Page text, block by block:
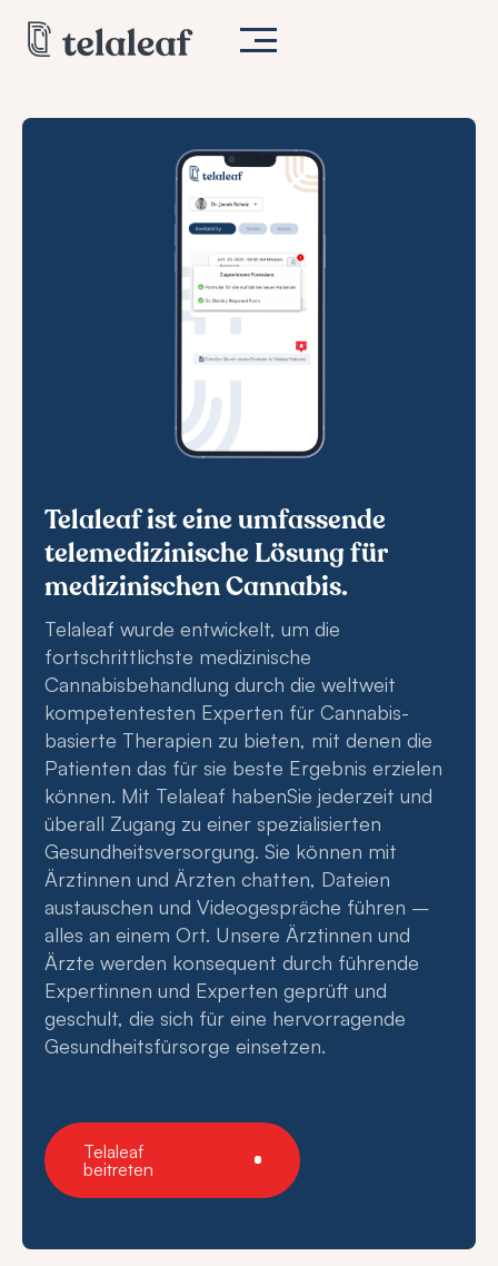
Telaleaf ist eine umfassende
telemedizinische Lösung für
medizinischen Cannabis.
Telaleaf wurde entwickelt, um die
fortschrittlichste medizinische
Cannabisbehandlung durch die weltweit
kompetentesten Experten für Cannabis-
basierte Therapien zu bieten, mit denen die
Patienten das für sie beste Ergebnis erzielen
können. Mit Telaleaf habenSie jederzeit und
überall Zugang zu einer spezialisierten
Gesundheitsversorgung. Sie können mit
Ärztinnen und Ärzten chatten, Dateien
austauschen und Videogespräche führen –
alles an einem Ort. Unsere Ärztinnen und
Ärzte werden konsequent durch führende
Expertinnen und Experten geprüft und
geschult, die sich für eine hervorragende
Gesundheitsfürsorge einsetzen.
Telaleaf
beitreten